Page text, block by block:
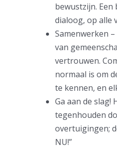
bewustzijn. Een
dialoog, op alle
Samenwerken
van
vertrouwen.
normaal is om
te kennen, en
Ga aan de slag!
tegenhouden
overtuigingen;
NU!”